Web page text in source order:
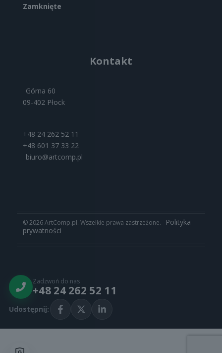
Zamknięte
Kontakt
Górna 60
09-402 Płock
+48 24 262 52 11
+48 601 37 33 22
biuro@artcomp.pl
© 2026 ArtComp.pl. Wszelkie prawa zastrzeżone.
Polityka
prywatności
Zadzwoń do nas
+48 24 262 52 11
Udostępnij: